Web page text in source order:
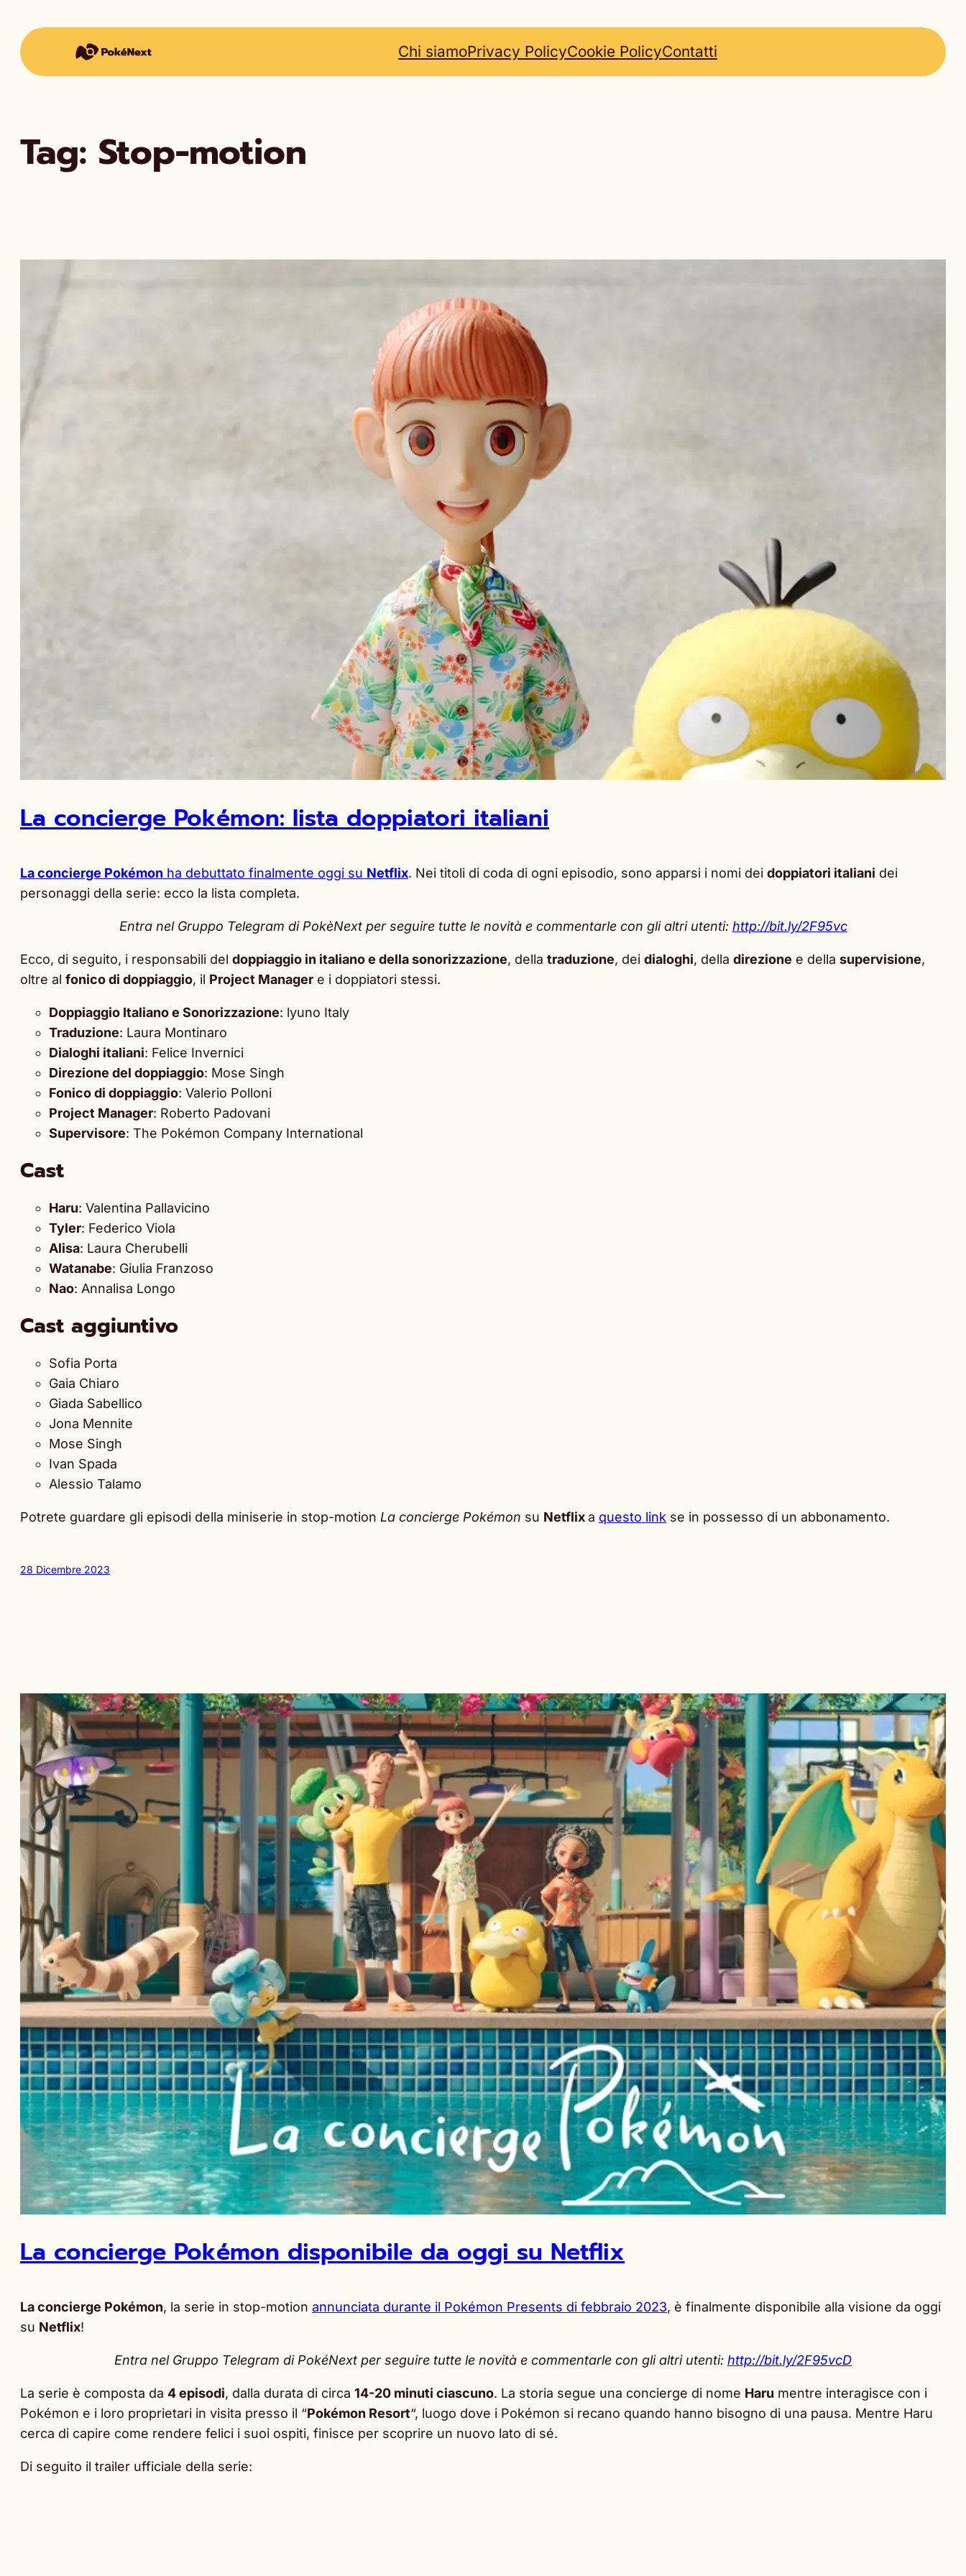
contenuto
Chi siamoPrivacy PolicyCookie PolicyContatti
Tag: Stop-motion
La concierge Pokémon: lista doppiatori italiani
La concierge Pokémon ha debuttato finalmente oggi su Netflix. Nei titoli di coda di ogni episodio, sono apparsi i nomi dei doppiatori italiani dei
personaggi della serie: ecco la lista completa.
Entra nel Gruppo Telegram di PokèNext per seguire tutte le novità e commentarle con gli altri utenti: http://bit.ly/2F95vc
Ecco, di seguito, i responsabili del doppiaggio in italiano e della sonorizzazione, della traduzione, dei dialoghi, della direzione e della supervisione,
oltre al fonico di doppiaggio, il Project Manager e i doppiatori stessi.
Doppiaggio Italiano e Sonorizzazione: lyuno Italy
Traduzione: Laura Montinaro
Dialoghi italiani: Felice Invernici
Direzione del doppiaggio: Mose Singh
Fonico di doppiaggio: Valerio Polloni
Project Manager: Roberto Padovani
Supervisore: The Pokémon Company International
Cast
Haru: Valentina Pallavicino
Tyler: Federico Viola
Alisa: Laura Cherubelli
Watanabe: Giulia Franzoso
Nao: Annalisa Longo
Cast aggiuntivo
Sofia Porta
Gaia Chiaro
Giada Sabellico
Jona Mennite
Mose Singh
Ivan Spada
Alessio Talamo
Potrete guardare gli episodi della miniserie in stop-motion La concierge Pokémon su Netflixa questo link se in possesso di un abbonamento.
28 Dicembre 2023
La concierge Pokémon disponibile da oggi su Netflix
La concierge Pokémon, la serie in stop-motion annunciata durante il Pokémon Presents di febbraio 2023, è finalmente disponibile alla visione da oggi
su Netflix!
Entra nel Gruppo Telegram di PokéNext per seguire tutte le novità e commentarle con gli altri utenti: http://bit.ly/2F95vcD
La serie è composta da 4 episodi, dalla durata di circa 14-20 minuti ciascuno. La storia segue una concierge di nome Haru mentre interagisce con i
Pokémon e i loro proprietari in visita presso il “Pokémon Resort“, luogo dove i Pokémon si recano quando hanno bisogno di una pausa. Mentre Haru
cerca di capire come rendere felici i suoi ospiti, finisce per scoprire un nuovo lato di sé.
Di seguito il trailer ufficiale della serie: